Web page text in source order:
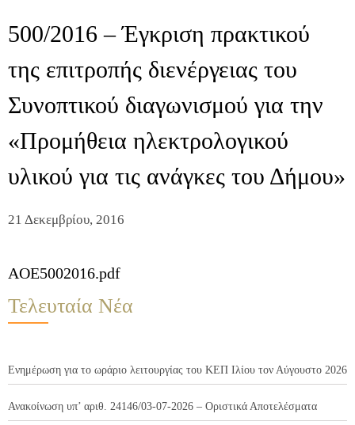
500/2016 – Έγκριση πρακτικού
της επιτροπής διενέργειας του
Συνοπτικού διαγωνισμού για την
«Προμήθεια ηλεκτρολογικού
υλικού για τις ανάγκες του Δήμου»
21 Δεκεμβρίου, 2016
AOE5002016.pdf
Τελευταία Νέα
Ενημέρωση για το ωράριο λειτουργίας του ΚΕΠ Ιλίου τον Αύγουστο 2026
Ανακοίνωση υπ’ αριθ. 24146/03-07-2026 – Οριστικά Αποτελέσματα